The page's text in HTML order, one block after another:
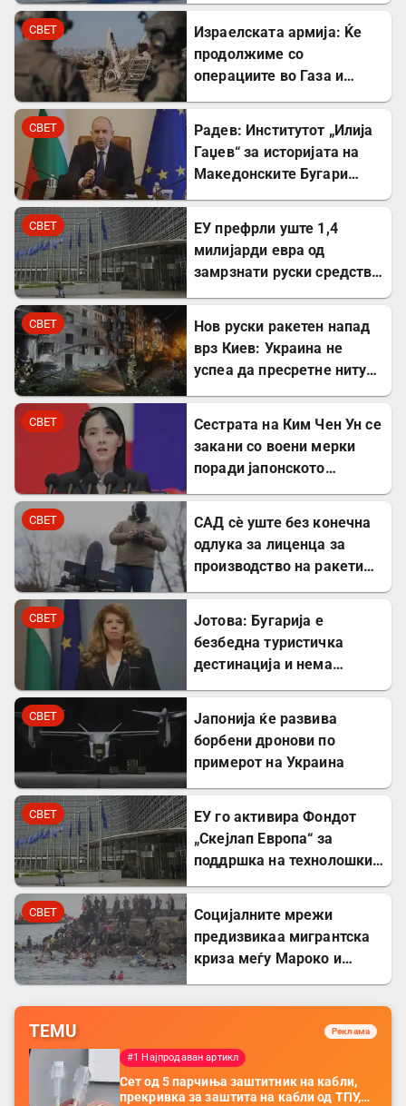
СВЕТ
Израелската армија: Ќе
продолжиме со
операциите во Газа и
СВЕТ
Радев: Институтот „Илија
Гаџев“ за историјата на
Македонските Бугари
СВЕТ
ЕУ префрли уште 1,4
милијарди евра од
замрзнати руски средства
СВЕТ
Нов руски ракетен напад
врз Киев: Украина не
успеа да пресретне ниту
СВЕТ
Сестрата на Ким Чен Ун се
закани со воени мерки
поради јапонското
СВЕТ
САД сè уште без конечна
одлука за лиценца за
производство на ракети
СВЕТ
Јотова: Бугарија е
безбедна туристичка
дестинација и нема
СВЕТ
Јапонија ќе развива
борбени дронови по
примерот на Украина
СВЕТ
ЕУ го активира Фондот
„Скејлап Европа“ за
поддршка на технолошки
СВЕТ
Социјалните мрежи
предизвикаа мигрантска
криза меѓу Мароко и
TEMU Реклама
#1 Најпродаван артикл
Сет од 5 парчиња заштитник на кабли,
прекривка за заштита на кабли од ТПУ,